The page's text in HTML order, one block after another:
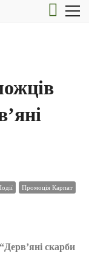
Промоція Карпат
“Дерв’яні скарби